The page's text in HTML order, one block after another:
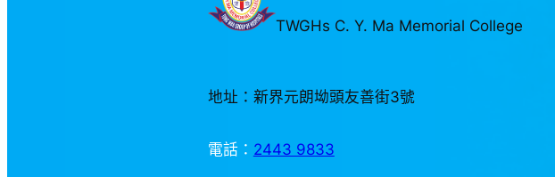
TWGHs C. Y. Ma Memorial College
地址：新界元朗坳頭友善街3號
電話： 2443 9833